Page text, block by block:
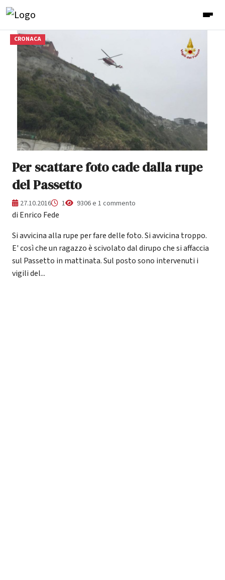
CRONACA
Per scattare foto cade dalla rupe
del Passetto
27.10.2016 1 9306 e 1 commento
di Enrico Fede
Si avvicina alla rupe per fare delle foto. Si avvicina troppo.
E' così che un ragazzo è scivolato dal dirupo che si affaccia
sul Passetto in mattinata. Sul posto sono intervenuti i
vigili del...